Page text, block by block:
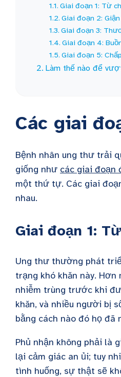
Giai đoạn 1: Từ
Giai đoạn 2:
Giai đoạn 3:
Giai đoạn 4:
Giai đoạn 5:
Làm thế nào để
Các giai
Bệnh nhân ung thư trải
giống như các giai đoạn
một thứ tự. Các giai
nhau.
Giai đoạn 1:
Ung thư thường phát
trạng khó khăn này.
nhiễm trùng trước khi
khăn, và nhiều người bị
bằng cách nào đó họ đã
Phủ nhận không phải là
lại cảm giác an ủi; tuy
tình huống, sự thật sẽ